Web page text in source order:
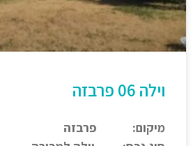
וילה 06 פרבזה
מיקום: פרבזה